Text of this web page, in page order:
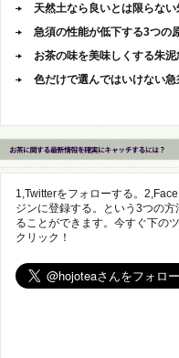
天然土なら良いとは限らな
急須の性能が低下する3つの
お茶の味を美味しくする朱
色だけで選んではいけない
1,Twitterをフォローする。
ジンに登録する。という3つの
ることができます。今すぐ下の
クリック！